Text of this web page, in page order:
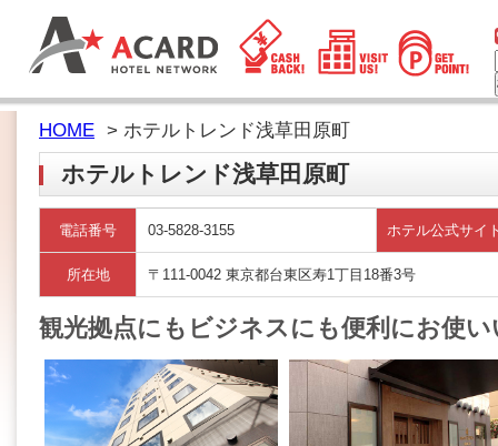
HOME > ホテルトレンド浅草田原町
ホテルトレンド浅草田原町
電話番号 03-5828-3155 ホテル公式サイ
所在地 〒111-0042 東京都台東区寿1丁目18番3号
観光拠点にもビジネスにも便利にお使